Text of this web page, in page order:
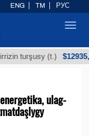
(t.) $12935,18
ulag-
ENG TM РУС